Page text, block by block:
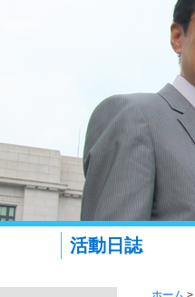
活動日誌